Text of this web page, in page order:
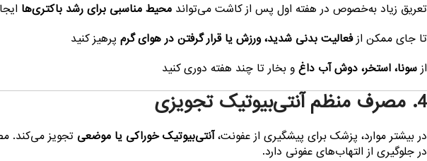
تعریق زیاد به‌خصوص در هفته اول پس از کاشت می‌تواند محیط مناسبی برای رشد باکتری‌ها
تا جای ممکن ازفعالیت بدنی شدید، ورزش یا قرار گرفتن در هوای گرم پرهیز کنید
از سونا، استخر، دوش آب داغ و بخار تا چند هفته دوری کنید
4. مصرف منظم آنتی‌بیوتیک تجویزی
در بیشتر موارد، پزشک برای پیشگیری از عفونت،آنتی‌بیوتیک خوراکی یا موضعی تجویز می‌کند.
در جلوگیری از التهاب‌های عفونی دارد.